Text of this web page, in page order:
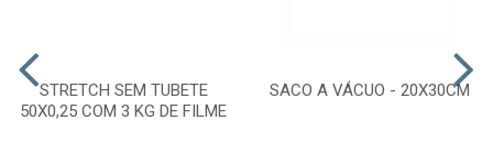
STRETCH SEM TUBETE
50X0,25 COM 3 KG DE FILME
SACO A VÁCUO - 20X30CM